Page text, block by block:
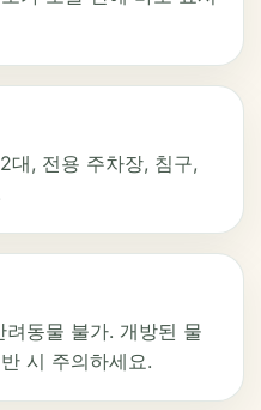
대, 전용 주차장, 침구,
동물 불가. 개방된 물
시 주의하세요.